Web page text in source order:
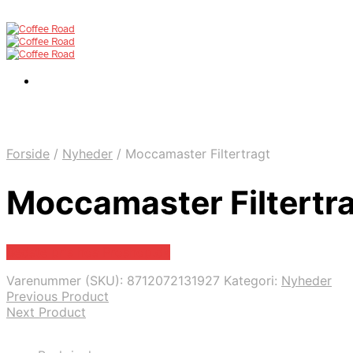
Forside / Nyheder / Moccamaster Filtertragt
Moccamaster
Varenummer (SKU): 8712072131927 Kategori: Nyheder
Previous Product
Next Product